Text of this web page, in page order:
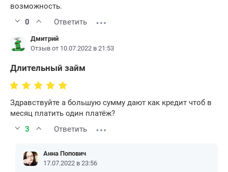
возможность.
0
Ответить
Дмитрий
Отзыв от 10.07.2022 в 21:53
Длительный займ
Здравствуйте а большую сумму дают как кредит чтоб в
месяц платить один платёж?
3
Ответить
Анна Попович
17.07.2022 в 23:56